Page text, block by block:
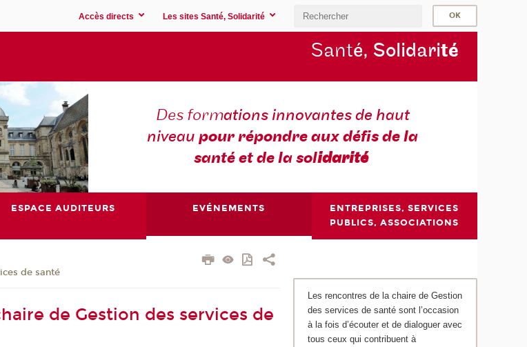
Accès directs Les sites Santé, Solidarité
Santé, Solidarité
Des formations innovantes de haut
niveaupour répondre aux défis de la
santé et de la solidarité
ESPACE AUDITEURS EVÉNEMENTS
ENTREPRISES, SERVICES
PUBLICS, ASSOCIATIONS
de santé
de Gestion des services de
Les rencontres de la chaire de Gestion
des services de santé sont l’occasion
à la fois d’écouter et de dialoguer avec
tous ceux qui contribuent à